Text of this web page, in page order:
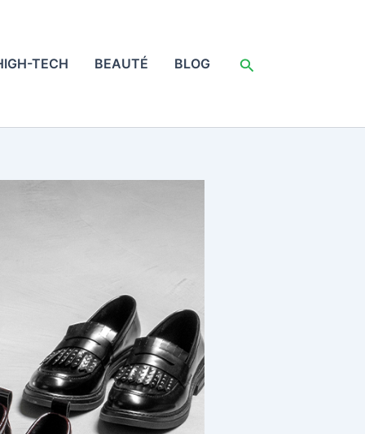
TECH BEAUTÉ BLOG Rechercher